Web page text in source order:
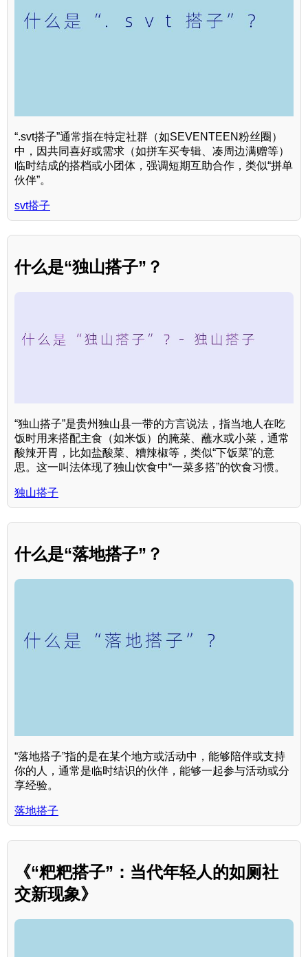
“.svt搭子”通常指在特定社群（如SEVENTEEN粉丝圈）
中，因共同喜好或需求（如拼车买专辑、凑周边满赠等）
临时结成的搭档或小团体，强调短期互助合作，类似“拼单
伙伴”。
svt搭子
什么是“独山搭子”？
“独山搭子”是贵州独山县一带的方言说法，指当地人在吃
饭时用来搭配主食（如米饭）的腌菜、蘸水或小菜，通常
酸辣开胃，比如盐酸菜、糟辣椒等，类似“下饭菜”的意
思。这一叫法体现了独山饮食中“一菜多搭”的饮食习惯。
独山搭子
什么是“落地搭子”？
“落地搭子”指的是在某个地方或活动中，能够陪伴或支持
你的人，通常是临时结识的伙伴，能够一起参与活动或分
享经验。
落地搭子
《“粑粑搭子”：当代年轻人的如厕社
交新现象》